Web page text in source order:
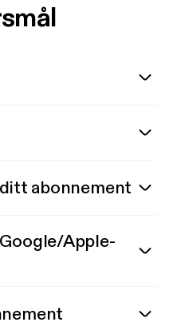
abonnement
Apple-